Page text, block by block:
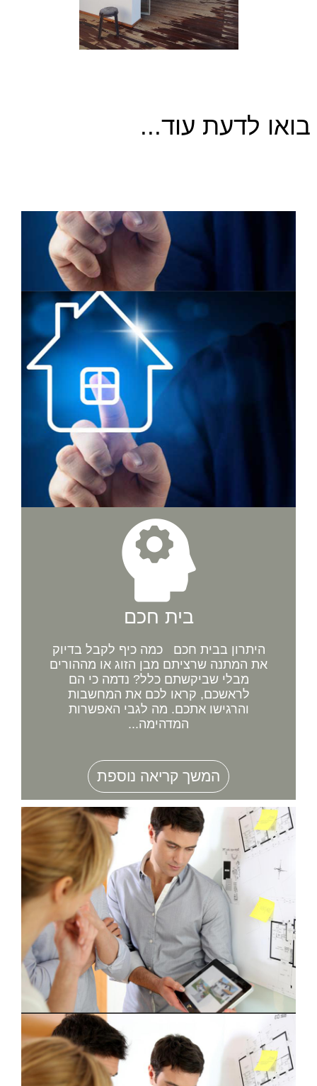
בואו לדעת עוד...
בית חכם
היתרון בבית חכם כמה כיף לקבל בדיוק
את המתנה שרציתם מבן הזוג או מההורים
מבלי שביקשתם כלל? נדמה כי הם
לראשכם, קראו לכם את המחשבות
והרגישו אתכם. מה לגבי האפשרות
המדהימה...
המשך קריאה נוספת